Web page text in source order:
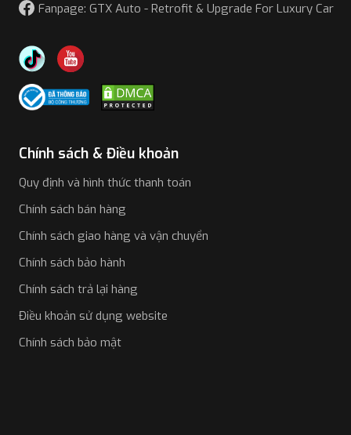
Fanpage: GTX Auto - Retrofit & Upgrade For Luxury Car
Chính sách & Điều khoản
Quy định và hình thức thanh toán
Chính sách bán hàng
Chính sách giao hàng và vận chuyển
Chính sách bảo hành
Chính sách trả lại hàng
Điều khoản sử dụng website
Chính sách bảo mật